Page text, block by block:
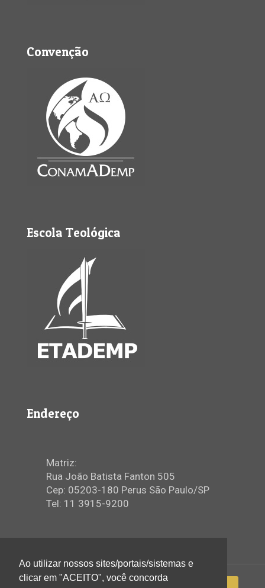
Convenção
Escola Teológica
Endereço
Matriz:
Rua João Batista Fanton 505
Cep: 05203-180 Perus São Paulo/SP
Tel: 11 3915-9200
Ao utilizar nossos sites/portais/sistemas e
clicar em "ACEITO", você concorda